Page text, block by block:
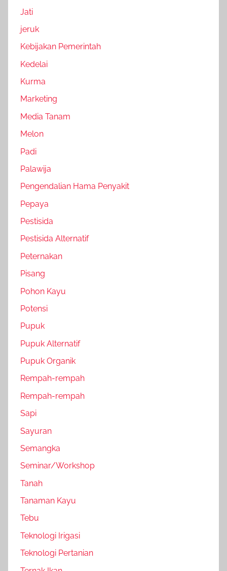
Jati
jeruk
Kebijakan Pemerintah
Kedelai
Kurma
Marketing
Media Tanam
Melon
Padi
Palawija
Pengendalian Hama Penyakit
Pepaya
Pestisida
Pestisida Alternatif
Peternakan
Pisang
Pohon Kayu
Potensi
Pupuk
Pupuk Alternatif
Pupuk Organik
Rempah-rempah
Rempah-rempah
Sapi
Sayuran
Semangka
Seminar/Workshop
Tanah
Tanaman Kayu
Tebu
Teknologi Irigasi
Teknologi Pertanian